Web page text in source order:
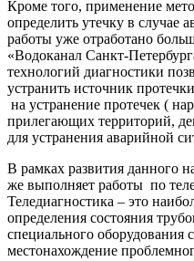
Кроме того, применение
определить утечку в случае
работы уже отработано
«Водоканал Санкт-
технологий диагностики
устранить источник
на устранение протечек (
прилегающих территорий,
для устранения аварийной
В рамках развития
же выполняет работы по
Теледиагностика – это
определения состояния
специального оборудования
местонахождение